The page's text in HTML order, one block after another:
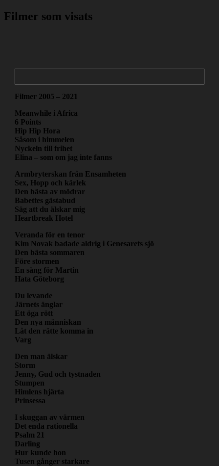
Filmer som visats
Filmer 2005 – 2021
Meanwhile i Africa
6 Points
Hip Hip Hora
Såsom i himmelen
Nyckeln till frihet
Elina – som om jag inte fanns
Armbryterskan från Ensamheten
Sex, Hopp och kärlek
Den bästa av mödrar
Babettes gästabud
Säg att du älskar mig
Heartbreak Hotel
Veranda för en tenor
Kim Novak badade aldrig i Genesarets sjö
Den bästa sommaren
Före stormen
En sång för Martin
Hata Göteborg
Du levande
Järnets änglar
Ett öga rött
Den nya människan
Låt den rätte komma in
Varg
Den man älskar
Storm
Jenny, Gud och tystnaden
Stumpen
Himlens hjärta
Prinsessa
I skuggan av värmen
Det enda rationella
Psalm 21
Darling
Hur kunde hon
Tusen gånger starkare